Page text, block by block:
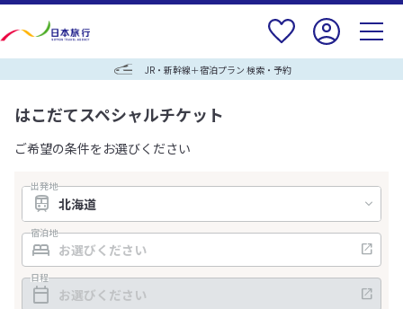
JR・新幹線＋宿泊プラン 検索・予約
はこだてスペシャルチケット
ご希望の条件をお選びください
出発地
宿泊地
日程